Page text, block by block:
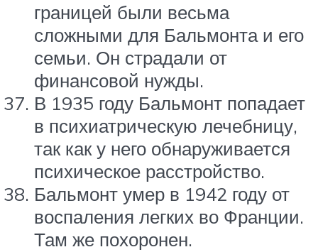
границей были весьма
сложными для Бальмонта и его
семьи. Он страдали от
финансовой нужды.
В 1935 году Бальмонт попадает
в психиатрическую лечебницу,
так как у него обнаруживается
психическое расстройство.
Бальмонт умер в 1942 году от
воспаления легких во Франции.
Там же похоронен.